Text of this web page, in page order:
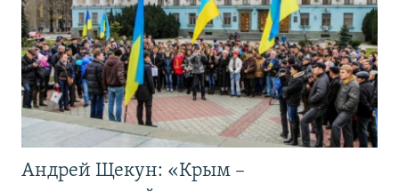
Андрей Щекун: «Крым –